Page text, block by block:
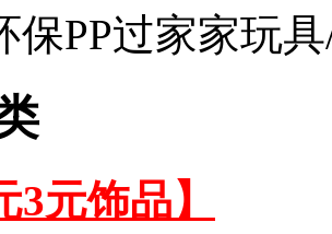
保PP过家家玩
3元饰品】